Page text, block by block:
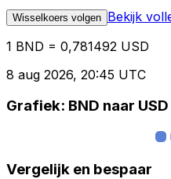
Wisselkoers volgen Bekijk
1 BND = 0,781492 USD
8 aug 2026, 20:45 UTC
Grafiek: BND naar USD
Vergelijk en bespaar